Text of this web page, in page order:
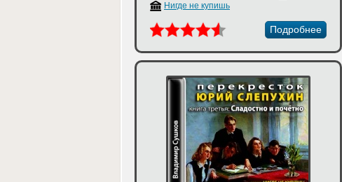
Нигде не купишь
Подробнее